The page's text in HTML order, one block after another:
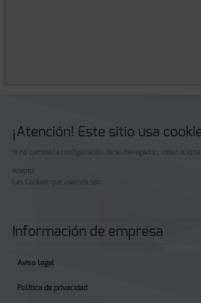
¡Atención! Este sitio usa
Si no cambia la configuración de su navegador, usted acepta
Acepto
Las Cookies que usamos son:
Información de empresa
Aviso legal
Política de privacidad